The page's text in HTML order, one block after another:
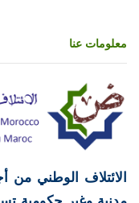
معلومات عنا
الائتلاف الوطني من